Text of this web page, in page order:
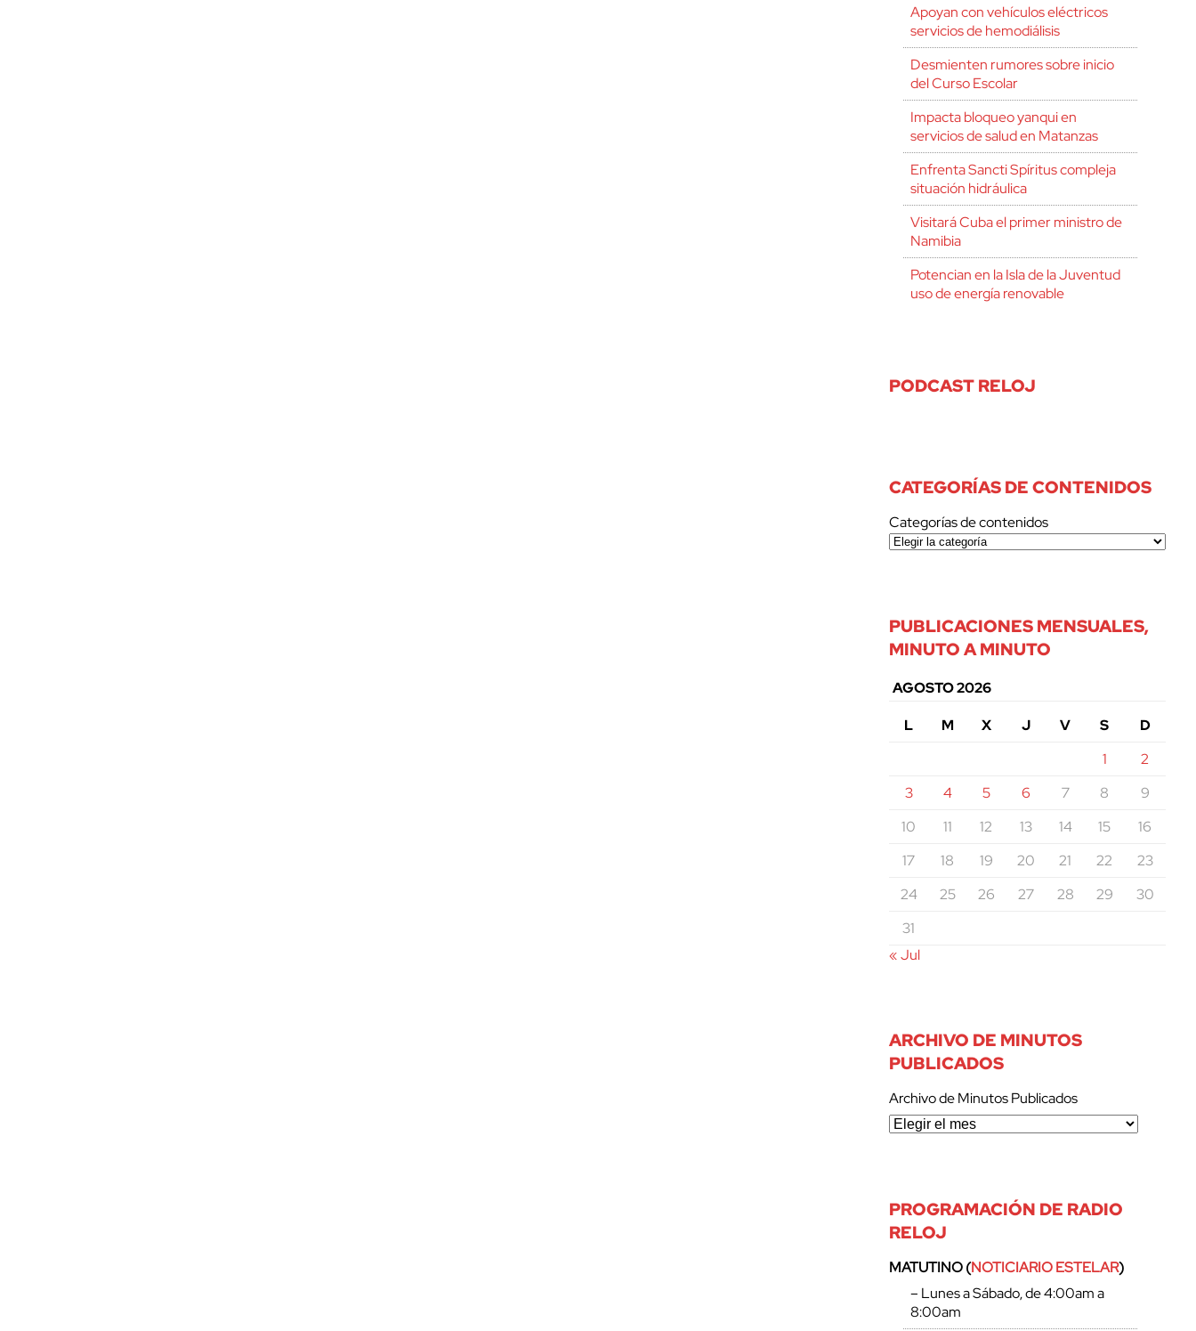
Apoyan con vehículos eléctricos
servicios de hemodiálisis
Desmienten rumores sobre inicio
del Curso Escolar
Impacta bloqueo yanqui en
servicios de salud en Matanzas
Enfrenta Sancti Spíritus compleja
situación hidráulica
Visitará Cuba el primer ministro de
Namibia
Potencian en la Isla de la Juventud
uso de energía renovable
PODCAST RELOJ
CATEGORÍAS DE CONTENIDOS
Categorías de contenidos
PUBLICACIONES MENSUALES,
MINUTO A MINUTO
AGOSTO 2026
L
M X J V S
D
1
2
3
4 5 6 7 8
9
10
11 12 13 14 15
16
17
18 19 20 21 22
23
24
25 26 27 28 29
30
31
« Jul
ARCHIVO DE MINUTOS
PUBLICADOS
Archivo de Minutos Publicados
PROGRAMACIÓN DE RADIO
RELOJ
MATUTINO (NOTICIARIO ESTELAR)
– Lunes a Sábado, de 4:00am a
8:00am